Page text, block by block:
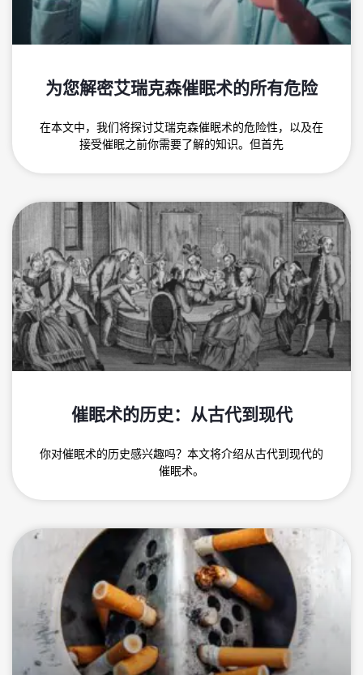
为您解密艾瑞克森催眠术的所有危险
在本文中，我们将探讨艾瑞克森催眠术的危险性，以及在
接受催眠之前你需要了解的知识。但首先
催眠术的历史：从古代到现代
你对催眠术的历史感兴趣吗？本文将介绍从古代到现代的
催眠术。